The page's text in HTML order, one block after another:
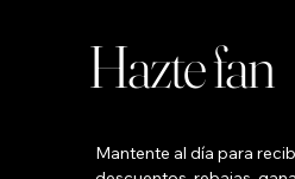
Hazte fan
Mantente al día para